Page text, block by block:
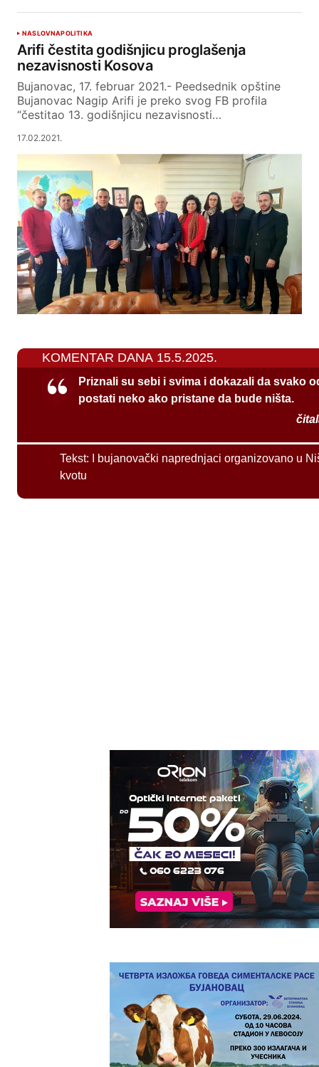
NASLOVNAPOLITIKA
Arifi čestita godišnjicu proglašenja
nezavisnosti Kosova
Bujanovac, 17. februar 2021.- Peedsednik opštine
Bujanovac Nagip Arifi je preko svog FB profila
“čestitao 13. godišnjicu nezavisnosti…
17.02.2021.
KOMENTAR DANA 15.5.2025.
Priznali su sebi i svima i dokazali da svako
postati neko ako pristane da bude ništa.
Tekst:
I bujanovački naprednjaci organizovano u
kvotu